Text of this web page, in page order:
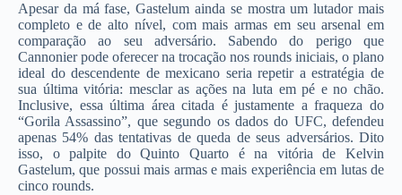
Apesar da má fase, Gastelum ainda se mostra um lutador mais
completo e de alto nível, com mais armas em seu arsenal em
comparação ao seu adversário. Sabendo do perigo que
Cannonier pode oferecer na trocação nos rounds iniciais, o plano
ideal do descendente de mexicano seria repetir a estratégia de
sua última vitória: mesclar as ações na luta em pé e no chão.
Inclusive, essa última área citada é justamente a fraqueza do
“Gorila Assassino”, que segundo os dados do UFC, defendeu
apenas 54% das tentativas de queda de seus adversários. Dito
isso, o palpite do Quinto Quarto é na vitória de Kelvin
Gastelum, que possui mais armas e mais experiência em lutas de
cinco rounds.